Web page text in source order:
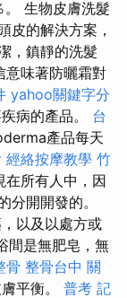
生物皮膚洗髮
皮的解決方案，
，鎮靜的洗髮
意味著防曬霜對
yahoo關鍵字分
病的產品。 台
產品每天
經絡按摩教學 竹
在所有人中，因
分開開發的。
以及以處方或
間是無肥皂，無
骨 整骨台中 關
平衡。 普考 記